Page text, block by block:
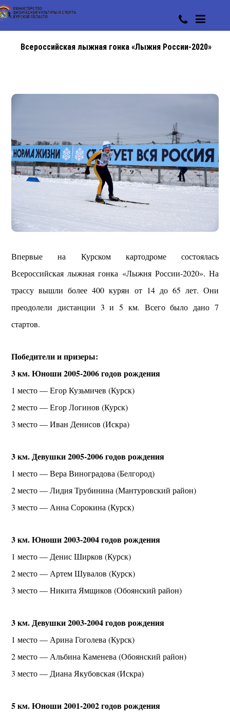
Всероссийская лыжная гонка «Лыжня России-2020»
Впервые на Курском картодроме состоялась
Всероссийская лыжная гонка «Лыжня России-2020». На
трассу вышли более 400 курян от 14 до 65 лет. Они
преодолели дистанции 3 и 5 км. Всего было дано 7
стартов.
Победители и призеры:
3 км. Юноши 2005-2006 годов рождения
1 место — Егор Кузьмичев (Курск)
2 место — Егор Логинов (Курск)
3 место — Иван Денисов (Искра)
3 км. Девушки 2005-2006 годов рождения
1 место — Вера Виноградова (Белгород)
2 место — Лидия Трубинина (Мантуровский район)
3 место — Анна Сорокина (Курск)
3 км. Юноши 2003-2004 годов рождения
1 место — Денис Ширков (Курск)
2 место — Артем Шувалов (Курск)
3 место — Никита Ямщиков (Обоянский район)
3 км. Девушки 2003-2004 годов рождения
1 место — Арина Гоголева (Курск)
2 место — Альбина Каменева (Обоянский район)
3 место — Диана Якубовская (Искра)
5 км. Юноши 2001-2002 годов рождения